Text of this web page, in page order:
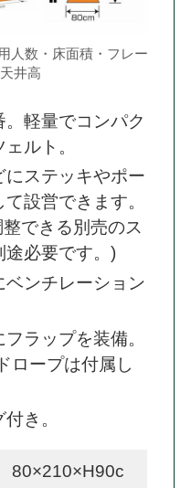
人数・床面積・フレー
井高
軽量でコンパク
ルト。
ステッキやポー
設営できます。
できる別売のス
途必要です。)
ンチレーション
ラップを装備。
ロープは付属し
き。
80×210×H90c